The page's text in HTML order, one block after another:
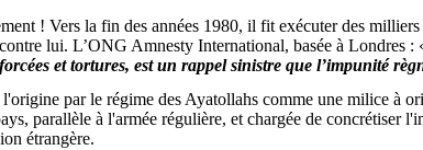
! Vers la fin des années 1980, il fit exécuter des milliers
lui. L’ONG Amnesty International, basée à Londres :
et tortures, est un rappel sinistre que l’impunité
par le régime des Ayatollahs comme une milice à
parallèle à l'armée régulière, et chargée de concrétiser
étrangère.